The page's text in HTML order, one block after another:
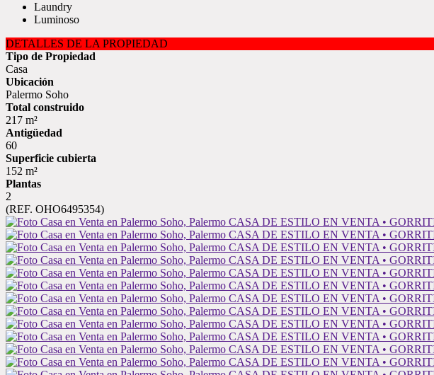
Laundry
Luminoso
DETALLES DE LA PROPIEDAD
Tipo de Propiedad
Casa
Ubicación
Palermo Soho
Total construido
217 m²
Antigüedad
60
Superficie cubierta
152 m²
Plantas
2
(REF. OHO6495354)